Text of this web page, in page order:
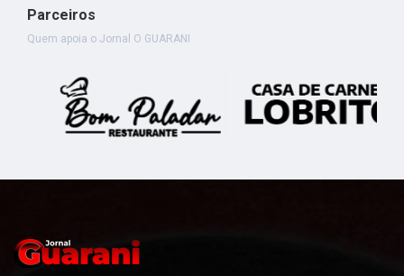
Parceiros
Quem apoia o Jornal O GUARANI